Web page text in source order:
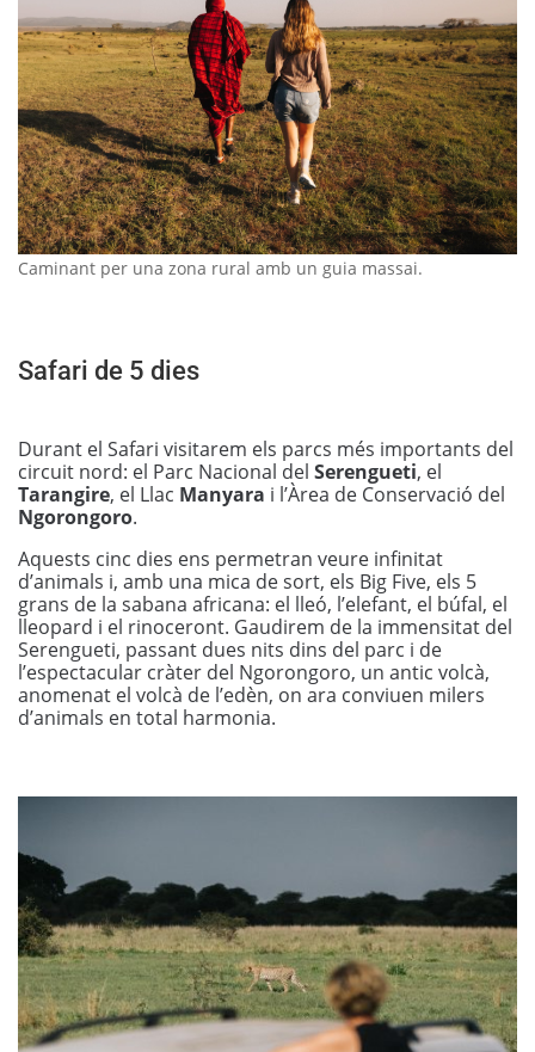
Caminant per una zona rural amb un guia massai.
Safari de 5 dies
Durant el Safari visitarem els parcs més importants del
circuit nord: el Parc Nacional del Serengueti, el
Tarangire, el Llac Manyara i l’Àrea de Conservació del
Ngorongoro.
Aquests cinc dies ens permetran veure infinitat
d’animals i, amb una mica de sort, els Big Five, els 5
grans de la sabana africana: el lleó, l’elefant, el búfal, el
lleopard i el rinoceront. Gaudirem de la immensitat del
Serengueti, passant dues nits dins del parc i de
l’espectacular cràter del Ngorongoro, un antic volcà,
anomenat el volcà de l’edèn, on ara conviuen milers
d’animals en total harmonia.